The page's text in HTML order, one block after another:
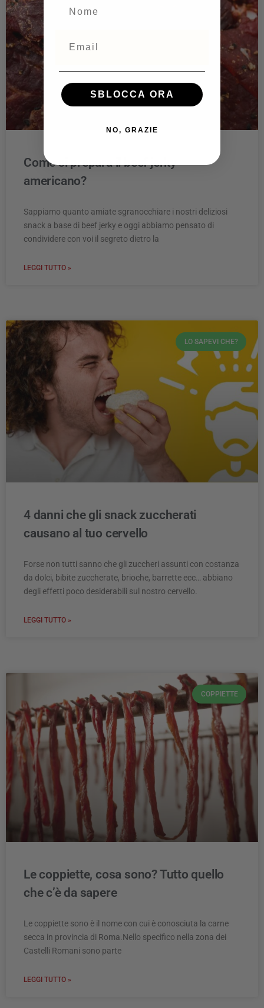
Come si prepara il beef jerky
americano?
Sappiamo quanto amiate sgranocchiare i nostri deliziosi
snack a base di beef jerky e oggi abbiamo pensato di
condividere con voi il segreto dietro la
LEGGI TUTTO »
LO SAPEVI CHE?
4 danni che gli snack zuccherati
causano al tuo cervello
Forse non tutti sanno che gli zuccheri assunti con costanza
da dolci, bibite zuccherate, brioche, barrette ecc… abbiano
degli effetti poco desiderabili sul nostro cervello.
LEGGI TUTTO »
COPPIETTE
Le coppiette, cosa sono? Tutto quello
che c’è da sapere
Le coppiette sono è il nome con cui è conosciuta la carne
secca in provincia di Roma.Nello specifico nella zona dei
Castelli Romani sono parte
LEGGI TUTTO »
SBLOCCA ORA
NO, GRAZIE